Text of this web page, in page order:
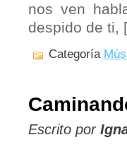
nos ven
despido de
Categoría
Escrito por